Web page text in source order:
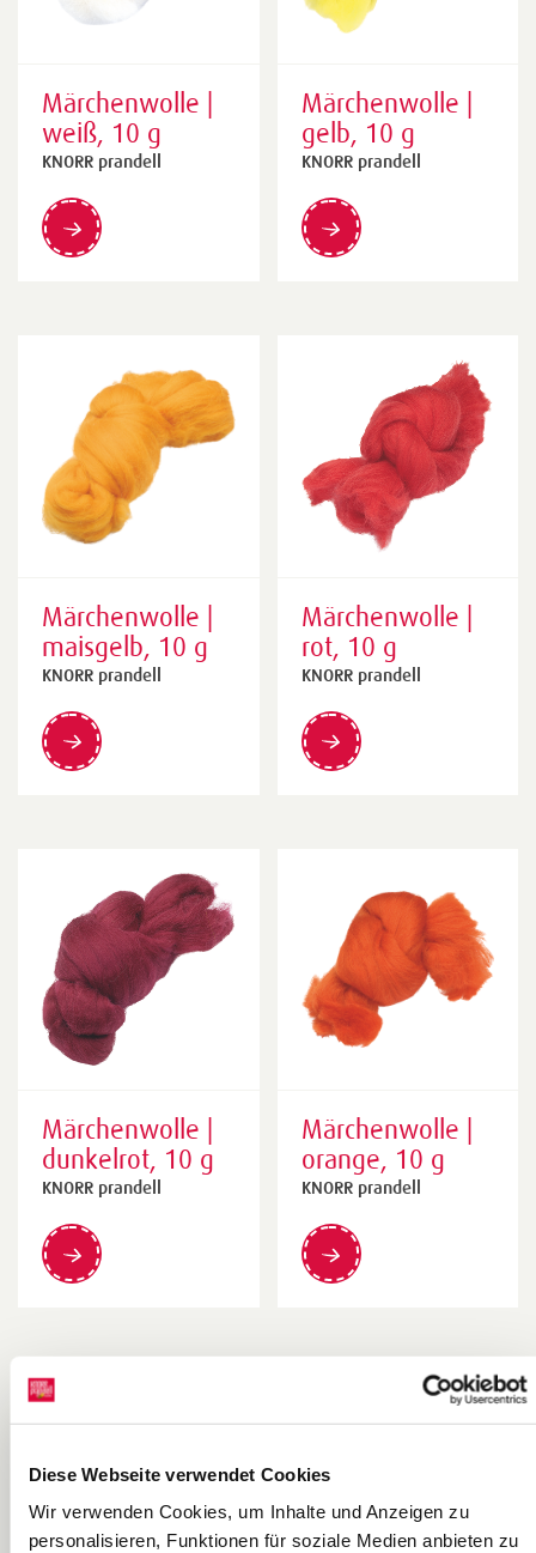
Diese Webseite verwendet Cookies
Wir verwenden Cookies, um Inhalte und Anzeigen zu
personalisieren, Funktionen für soziale Medien anbieten zu
Märchenwolle |
weiß, 10 g
KNORR prandell
Märchenwolle |
gelb, 10 g
KNORR prandell
Märchenwolle |
maisgelb, 10 g
KNORR prandell
Märchenwolle |
rot, 10 g
KNORR prandell
Märchenwolle |
dunkelrot, 10 g
KNORR prandell
Märchenwolle |
orange, 10 g
KNORR prandell